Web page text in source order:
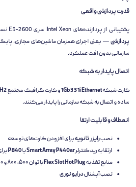
قدرت پردازشی واقعی
پشتیبانی از پردازنده‌های Intel Xeon سری E5-2600 نسخه V3 و V4 با حداکثر
پردازشی— یعنی اجرای همزمان ماشین‌های مجازی،
سازمانی بدون افت عملکرد.
اتصال پایدار به شبکه
کارت شبکه1Gb 331i Ethernetو کارت گرافیک مجتمع
ساده و اتصال به شبکه سازمانی را پایدار می‌کنند.
انعطاف و قابلیت ارتقا
نصبرایزر ثانویهبرای افزودن کارت‌های توسعه
ارتقا به رید کنترلرSmart Array P440arیاP840
منابع تغذیهFlex Slot Hot Plugبا توان ۵۰۰، ۸۰۰ و ۱۴۰۰ وات
نصب آپشنالدرایو نوری